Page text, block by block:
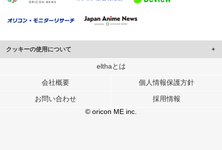
クッキーの使用について
このサイトでは Cookie を使用して、ユーザーに合わせたコンテンツや広告の
行っています。
メディアや広告配信、データ解析の各パートナーに提供しています。
各パートナーは、この情報とユーザーが各パートナーに提供した他の情報や、
ユーザーが各パートナーのサービスを使用したときに収集した他の情報を組み
elthaとは
会社概要 個人情報保護方針
お問い合わせ
採用情報
© oricon ME inc.